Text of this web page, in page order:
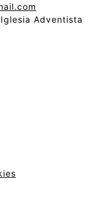
Adventista